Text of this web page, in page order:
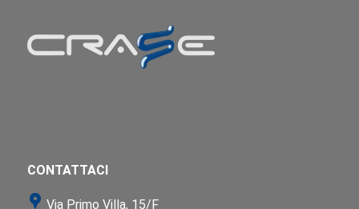
CONTATTACI
Via Primo Villa, 15/F